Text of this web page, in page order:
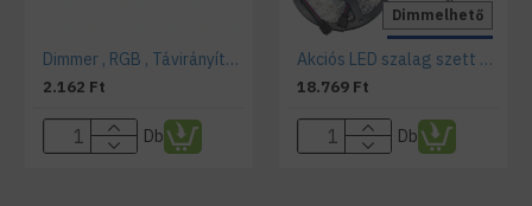
Dimmer , RGB , Távirányítós , 12V (12A/144W) , 44 gombos
2.162 Ft
Db
IP20 Beltéri
Dimmelhető
Akciós LED szalag szett 15 méter RGB
18.769 Ft
Db